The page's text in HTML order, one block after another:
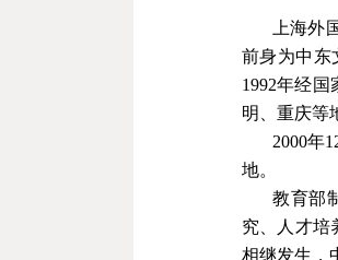
上海外
前身为中东
1992年经国
明、重庆等
2000年
地。
教育部
究、人才培
相继发生，